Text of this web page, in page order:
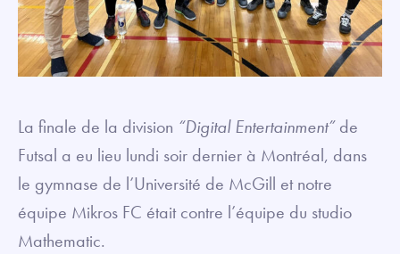
La finale de la division “Digital Entertainment”de
Futsal a eu lieu lundi soir dernier à Montréal, dans
le gymnase de l’Université de McGill et notre
équipe Mikros FC était contre l’équipe du studio
Mathematic.